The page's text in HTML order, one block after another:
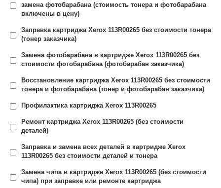
замена фотобарабана (стоимость тонера и фотобарабана
включены в цену)
Заправка картриджа Xerox 113R00265 без стоимости тонера
(тонер заказчика)
Замена фотобарабана в картридже Xerox 113R00265 без
стоимости фотобарабана (фотобарабан заказчика)
Восстановление картриджа Xerox 113R00265 без стоимости
тонера и фотобарабана (тонер и фотобарабан заказчика)
Профилактика картриджа Xerox 113R00265
Ремонт картриджа Xerox 113R00265 (без стоимости
деталей)
Заправка и замена всех деталей в картридже Xerox
113R00265 без стоимости деталей и тонера
Замена чипа в картридже Xerox 113R00265 (без стоимости
чипа) при заправке или ремонте картриджа